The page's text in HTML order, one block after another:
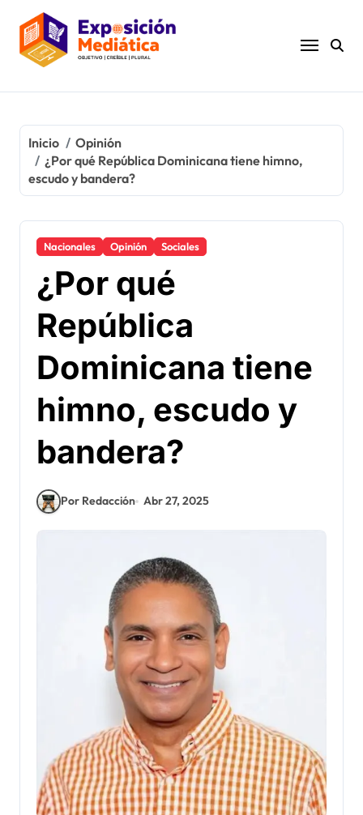
contenido
Inicio
Opinión
¿Por qué República Dominicana tiene himno,
escudo y bandera?
Nacionales Opinión Sociales
¿Por qué
República
Dominicana tiene
himno, escudo y
bandera?
Por Redacción Abr 27, 2025